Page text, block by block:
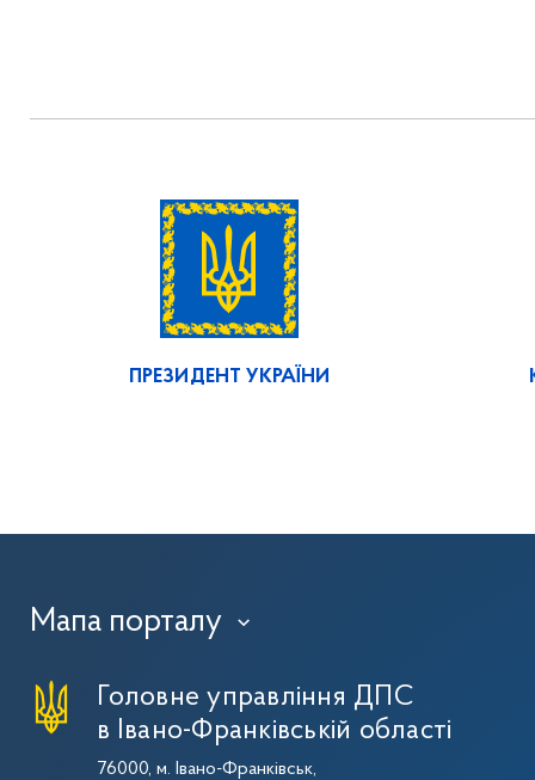
ПРЕЗИДЕНТ УКРАЇНИ
Мапа порталу ›
Головне управління ДПС
в Івано-Франківській області
76000, м. Івано-Франківськ,